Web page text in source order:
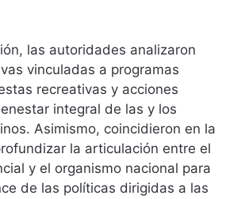
las autoridades analizaron
vinculadas a programas
recreativas y acciones
integral de las y los
Asimismo, coincidieron en la
la articulación entre el
y el organismo nacional para
de las políticas dirigidas a las